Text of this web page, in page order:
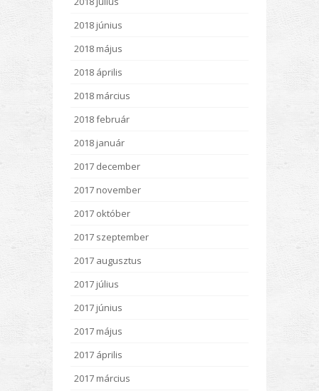
2018 június
2018 május
2018 április
2018 március
2018 február
2018 január
2017 december
2017 november
2017 október
2017 szeptember
2017 augusztus
2017 július
2017 június
2017 május
2017 április
2017 március